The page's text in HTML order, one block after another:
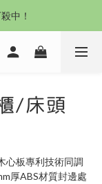
一次擁有
中！
一次擁有
/床頭
心板專利技術同調
厚ABS材質封邊處